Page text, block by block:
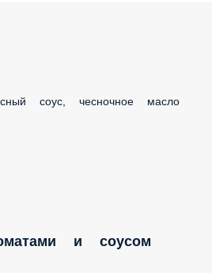
соус, чесночное масло
и соусом